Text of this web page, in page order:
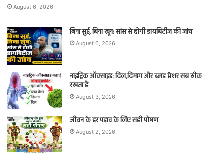
August 6, 2026
बिना सुई, बिना खून: सांस से होगी डायबिटीज की जांच
August 6, 2026
नाइट्रिक ऑक्साइड: दिल,दिमाग और ब्लड प्रेशर सब ठीक
रखता है
August 3, 2026
जीवन के हर पड़ाव के लिए सही पोषण
August 2, 2026